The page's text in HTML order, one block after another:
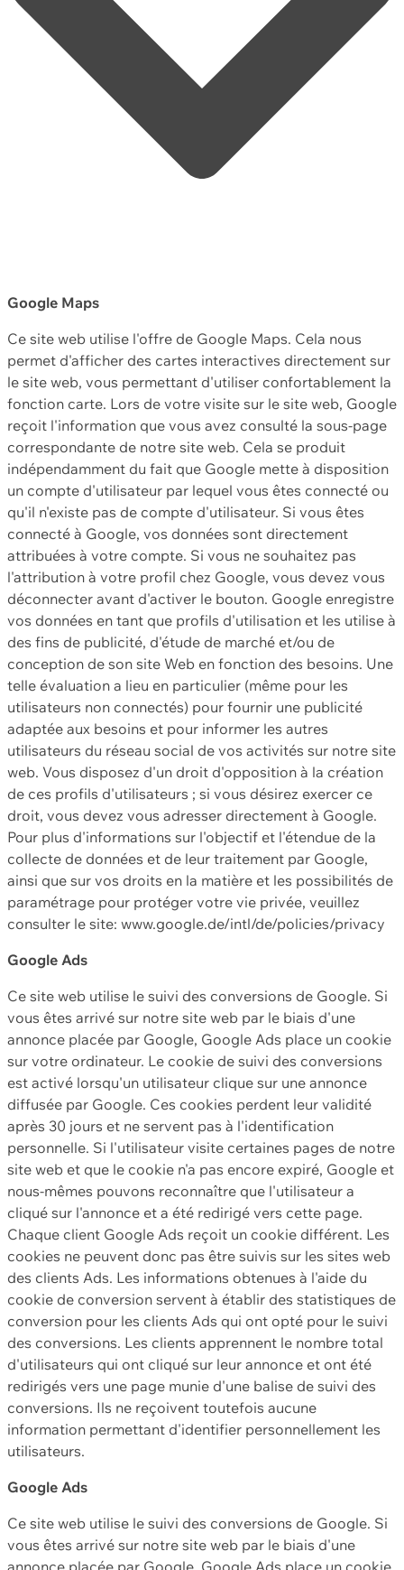
Google Maps
Ce site web utilise l'offre de Google Maps. Cela nous
permet d'afficher des cartes interactives directement sur
le site web, vous permettant d'utiliser confortablement la
fonction carte. Lors de votre visite sur le site web, Google
reçoit l'information que vous avez consulté la sous-page
correspondante de notre site web. Cela se produit
indépendamment du fait que Google mette à disposition
un compte d'utilisateur par lequel vous êtes connecté ou
qu'il n'existe pas de compte d'utilisateur. Si vous êtes
connecté à Google, vos données sont directement
attribuées à votre compte. Si vous ne souhaitez pas
l'attribution à votre profil chez Google, vous devez vous
déconnecter avant d'activer le bouton. Google enregistre
vos données en tant que profils d'utilisation et les utilise à
des fins de publicité, d'étude de marché et/ou de
conception de son site Web en fonction des besoins. Une
telle évaluation a lieu en particulier (même pour les
utilisateurs non connectés) pour fournir une publicité
adaptée aux besoins et pour informer les autres
utilisateurs du réseau social de vos activités sur notre site
web. Vous disposez d'un droit d'opposition à la création
de ces profils d'utilisateurs ; si vous désirez exercer ce
droit, vous devez vous adresser directement à Google.
Pour plus d'informations sur l'objectif et l'étendue de la
collecte de données et de leur traitement par Google,
ainsi que sur vos droits en la matière et les possibilités de
paramétrage pour protéger votre vie privée, veuillez
consulter le site: www.google.de/intl/de/policies/privacy
Google Ads
Ce site web utilise le suivi des conversions de Google. Si
vous êtes arrivé sur notre site web par le biais d'une
annonce placée par Google, Google Ads place un cookie
sur votre ordinateur. Le cookie de suivi des conversions
est activé lorsqu'un utilisateur clique sur une annonce
diffusée par Google. Ces cookies perdent leur validité
après 30 jours et ne servent pas à l'identification
personnelle. Si l'utilisateur visite certaines pages de notre
site web et que le cookie n'a pas encore expiré, Google et
nous-mêmes pouvons reconnaître que l'utilisateur a
cliqué sur l'annonce et a été redirigé vers cette page.
Chaque client Google Ads reçoit un cookie différent. Les
cookies ne peuvent donc pas être suivis sur les sites web
des clients Ads. Les informations obtenues à l'aide du
cookie de conversion servent à établir des statistiques de
conversion pour les clients Ads qui ont opté pour le suivi
des conversions. Les clients apprennent le nombre total
d'utilisateurs qui ont cliqué sur leur annonce et ont été
redirigés vers une page munie d'une balise de suivi des
conversions. Ils ne reçoivent toutefois aucune
information permettant d'identifier personnellement les
utilisateurs.
Google Ads
Ce site web utilise le suivi des conversions de Google. Si
vous êtes arrivé sur notre site web par le biais d'une